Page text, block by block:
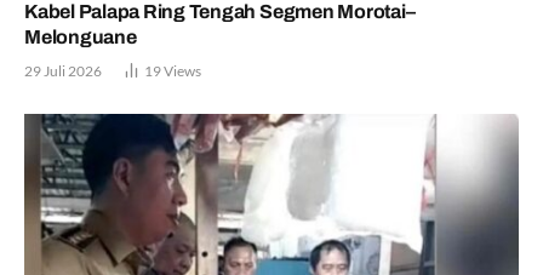
Kabel Palapa Ring Tengah Segmen Morotai–
Melonguane
29 Juli 2026 19Views